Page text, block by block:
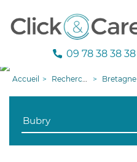
09 78 38 38 38
Accueil Recherche aide à domicile Bretagne